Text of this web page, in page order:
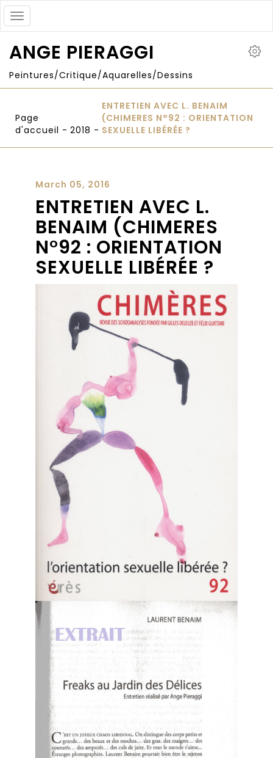
ANGE PIERAGGI
Peintures/Critique/Aquarelles/Dessins
Toggle
navigation
Page
d'accueil - 2018 -
ENTRETIEN AVEC L. BENAIM
(CHIMERES N°92 : ORIENTATION
SEXUELLE LIBÉRÉE ?
March 05, 2016
ENTRETIEN AVEC L.
BENAIM (CHIMERES
N°92 : ORIENTATION
SEXUELLE LIBÉRÉE ?